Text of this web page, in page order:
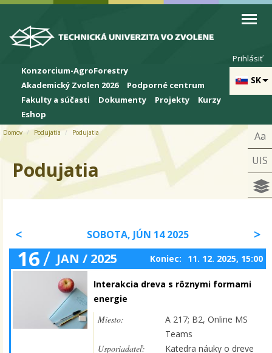
Skip to cookies
Skip to navigation
Skočiť na hlavný obsah
SK
Prihlásiť
Konzorcium-AgroForestry
Akademický Zvolen 2026
Podporné centrum
Fakulty a súčasti
Dokumenty Projekty
Kurzy
Eshop
Aa
UIS
Domov Podujatia Podujatia
Podujatia
SOBOTA, JÚN 14 2025
16/ JAN / 2025 Koniec: 11. 12. 2025, 15:00
Interakcia dreva s rôznymi formami
energie
Miesto:
A 217; B2, Online MS
Teams
Usporiadateľ:
Katedra náuky o dreve